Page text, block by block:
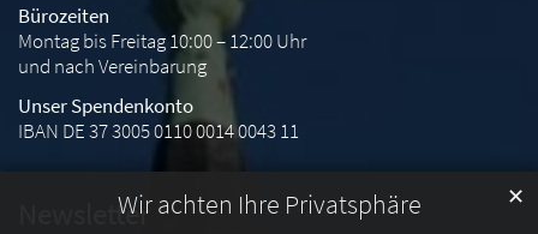
Wir achten Ihre Privatsphäre ✕
Bürozeiten
Montag bis Freitag 10:00 – 12:00 Uhr
und nach Vereinbarung
Unser Spendenkonto
IBAN DE 37 3005 0110 0014 0043 11
Newsletter